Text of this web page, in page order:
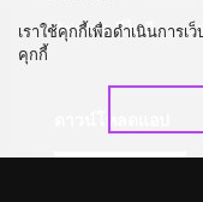
อัปเกรด วีไอพี
เราใช้คุกกี้เพื่อดำเนินการเ
คุกกี้